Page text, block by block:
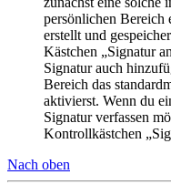
persönlichen Bereich
erstellt und
Kästchen „Signatur
Signatur auch
Bereich das
aktivierst. Wenn du
Signatur verfassen
Kontrollkästchen
Nach oben